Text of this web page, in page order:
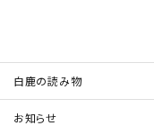
白鹿の読み物
お知らせ